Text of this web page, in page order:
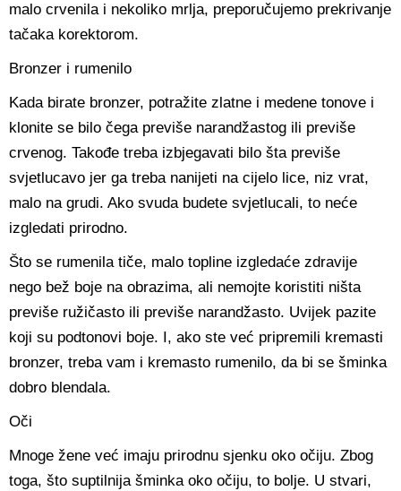
malo crvenila i nekoliko mrlja, preporučujemo prekrivanje
tačaka korektorom.
Bronzer i rumenilo
Kada birate bronzer, potražite zlatne i medene tonove i
klonite se bilo čega previše narandžastog ili previše
crvenog. Takođe treba izbjegavati bilo šta previše
svjetlucavo jer ga treba nanijeti na cijelo lice, niz vrat,
malo na grudi. Ako svuda budete svjetlucali, to neće
izgledati prirodno.
Što se rumenila tiče, malo topline izgledaće zdravije
nego bež boje na obrazima, ali nemojte koristiti ništa
previše ružičasto ili previše narandžasto. Uvijek pazite
koji su podtonovi boje. I, ako ste već pripremili kremasti
bronzer, treba vam i kremasto rumenilo, da bi se šminka
dobro blendala.
Oči
Mnoge žene već imaju prirodnu sjenku oko očiju. Zbog
toga, što suptilnija šminka oko očiju, to bolje. U stvari,